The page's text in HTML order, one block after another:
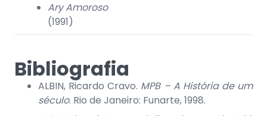
Ary Amoroso
(1991)
Bibliografia
ALBIN, Ricardo Cravo. MPB – A História de um
século. Rio de Janeiro: Funarte, 1998.